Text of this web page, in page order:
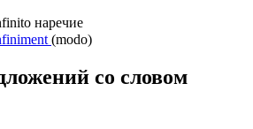
наречие
(modo)
со словом